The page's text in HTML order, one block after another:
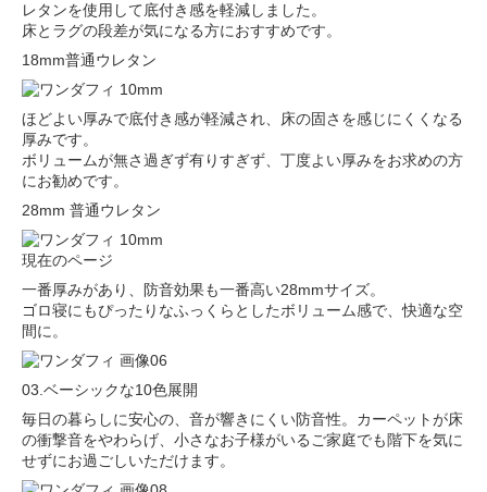
レタンを使用して底付き感を軽減しました。
床とラグの段差が気になる方におすすめです。
18mm普通ウレタン
ほどよい厚みで底付き感が軽減され、床の固さを感じにくくなる
厚みです。
ボリュームが無さ過ぎず有りすぎず、丁度よい厚みをお求めの方
にお勧めです。
28mm 普通ウレタン
現在のページ
一番厚みがあり、防音効果も一番高い28mmサイズ。
ゴロ寝にもぴったりなふっくらとしたボリューム感で、快適な空
間に。
03.ベーシックな10色展開
毎日の暮らしに安心の、音が響きにくい防音性。カーペットが床
の衝撃音をやわらげ、小さなお子様がいるご家庭でも階下を気に
せずにお過ごしいただけます。